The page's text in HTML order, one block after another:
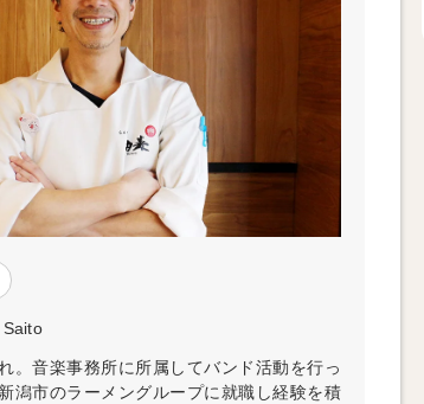
Saito
。音楽事務所に所属してバンド活動を行っ
潟市のラーメングループに就職し経験を積